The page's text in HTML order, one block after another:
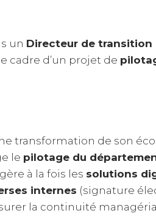
un Directeur de transition
le cadre d’un projet de
transformation de son
le pilotage du
à la fois les solutions
internes (signature
la continuité